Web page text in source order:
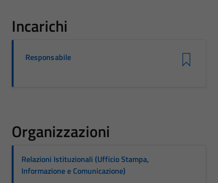
Incarichi
Responsabile
Organizzazioni
Relazioni Istituzionali (Ufficio Stampa,
Informazione e Comunicazione)